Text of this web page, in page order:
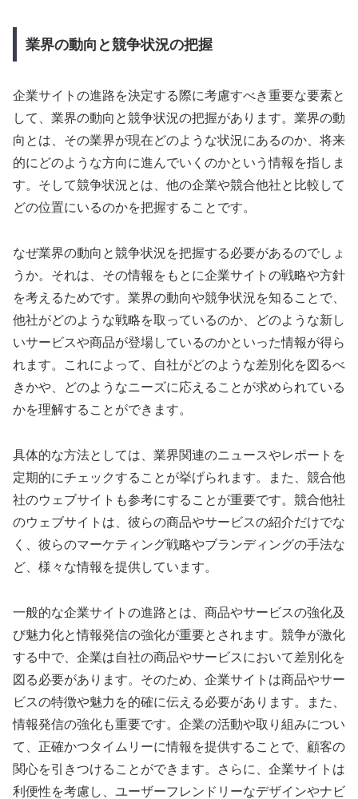
業界の動向と競争状況の把握
企業サイトの進路を決定する際に考慮すべき重要な要素と
して、業界の動向と競争状況の把握があります。業界の動
向とは、その業界が現在どのような状況にあるのか、将来
的にどのような方向に進んでいくのかという情報を指しま
す。そして競争状況とは、他の企業や競合他社と比較して
どの位置にいるのかを把握することです。
なぜ業界の動向と競争状況を把握する必要があるのでしょ
うか。それは、その情報をもとに企業サイトの戦略や方針
を考えるためです。業界の動向や競争状況を知ることで、
他社がどのような戦略を取っているのか、どのような新し
いサービスや商品が登場しているのかといった情報が得ら
れます。これによって、自社がどのような差別化を図るべ
きかや、どのようなニーズに応えることが求められている
かを理解することができます。
具体的な方法としては、業界関連のニュースやレポートを
定期的にチェックすることが挙げられます。また、競合他
社のウェブサイトも参考にすることが重要です。競合他社
のウェブサイトは、彼らの商品やサービスの紹介だけでな
く、彼らのマーケティング戦略やブランディングの手法な
ど、様々な情報を提供しています。
一般的な企業サイトの進路とは、商品やサービスの強化及
び魅力化と情報発信の強化が重要とされます。競争が激化
する中で、企業は自社の商品やサービスにおいて差別化を
図る必要があります。そのため、企業サイトは商品やサー
ビスの特徴や魅力を的確に伝える必要があります。また、
情報発信の強化も重要です。企業の活動や取り組みについ
て、正確かつタイムリーに情報を提供することで、顧客の
関心を引きつけることができます。さらに、企業サイトは
利便性を考慮し、ユーザーフレンドリーなデザインやナビ